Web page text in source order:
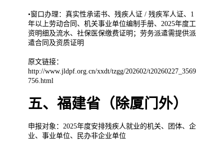
•窗口办理：真实性承诺书、残疾人证 / 残疾军人证、1
年以上劳动合同、机关事业单位编制手册、2025年度工
资明细及流水、社保医保缴费证明；劳务派遣需提供派
遣合同及资质证明
原文链接：
http://www.jldpf.org.cn/xxdt/tzgg/202602/t20260227_3569
756.html
五、福建省（除厦门外）
申报对象：2025年度安排残疾人就业的机关、团体、企
业、事业单位、民办非企业单位